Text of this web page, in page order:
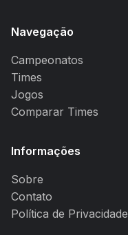
Navegação
Campeonatos
Times
Jogos
Comparar Times
Informações
Sobre
Contato
Política de Privacidade